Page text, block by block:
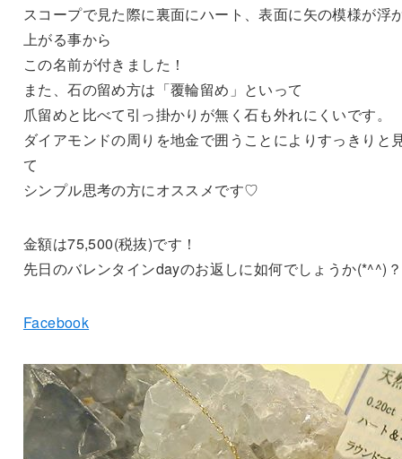
スコープで見た際に裏面にハート、表面に矢の模様が浮
上がる事から
この名前が付きました！
また、石の留め方は「覆輪留め」といって
爪留めと比べて引っ掛かりが無く石も外れにくいです。
ダイアモンドの周りを地金で囲うことによりすっきりと
て
シンプル思考の方にオススメです♡
金額は75,500(税抜)です！
先日のバレンタインdayのお返しに如何でしょうか(*^^)
Facebook